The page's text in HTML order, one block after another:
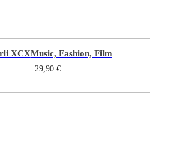
XCXMusic, Fashion, Film
29,90 €